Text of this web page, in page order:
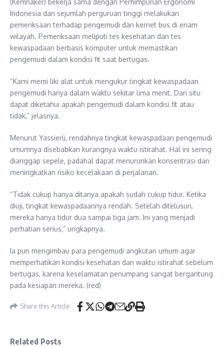
Indonesia dan sejumlah perguruan tinggi melakukan
pemeriksaan terhadap pengemudi dan kernet bus di enam
wilayah. Pemeriksaan meliputi tes kesehatan dan tes
kewaspadaan berbasis komputer untuk memastikan
pengemudi dalam kondisi fit saat bertugas.
“Kami memi liki alat untuk mengukur tingkat kewaspadaan
pengemudi hanya dalam waktu sekitar lima menit. Dari situ
dapat diketahui apakah pengemudi dalam kondisi fit atau
tidak,” jelasnya.
Menurut Yassierli, rendahnya tingkat kewaspadaan pengemudi
umumnya disebabkan kurangnya waktu istirahat. Hal ini sering
dianggap sepele, padahal dapat menurunkan konsentrasi dan
meningkatkan risiko kecelakaan di perjalanan.
“Tidak cukup hanya ditanya apakah sudah cukup tidur. Ketika
diuji, tingkat kewaspadaannya rendah. Setelah ditelusuri,
mereka hanya tidur dua sampai tiga jam. Ini yang menjadi
perhatian serius,” ungkapnya.
Ia pun mengimbau para pengemudi angkutan umum agar
memperhatikan kondisi kesehatan dan waktu istirahat sebelum
bertugas, karena keselamatan penumpang sangat bergantung
pada kesiapan mereka. (red)
Share this Article
Related Posts